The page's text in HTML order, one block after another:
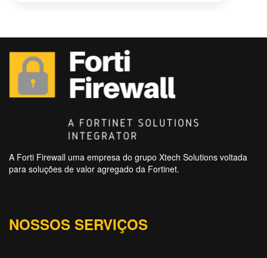
A Forti Firewall uma empresa do grupo Xtech Solutions voltada
para soluções de valor agregado da Fortinet.
NOSSOS SERVIÇOS